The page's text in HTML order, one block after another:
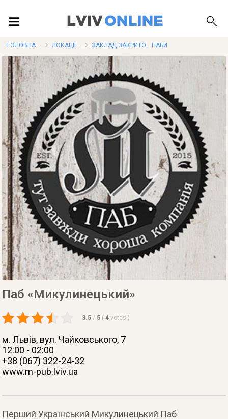
ЛОКАЦІЇ
ПУБЛІКАЦІЇ
ДОВІДКА
ГОЛОВНА ЛОКАЦІЇ ЗАКЛАД ЗАКРИТО, ПАБИ
Паб «Микулинецький»
3.5 / 5 ( 4 votes )
м. Львів, вул. Чайковського, 7
12:00 - 02:00
+38 (067) 322-24-32
www.m-pub.lviv.ua
Перший Український Микулинецький Паб